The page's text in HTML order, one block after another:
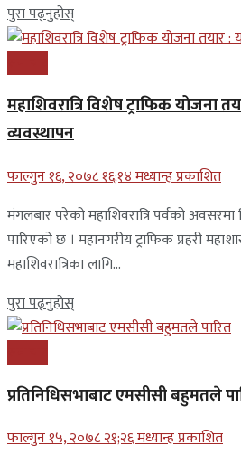
पुरा पढ्नुहोस्
महाशिवरात्रि विशेष ट्राफिक योजना
व्यवस्थापन
फाल्गुन १६, २०७८ १६;१४ मध्यान्ह प्रकाशित
मंगलबार परेको महाशिवरात्रि पर्वको
पारिएको छ । महानगरीय ट्राफिक प्रहरी
महाशिवरात्रिका लागि...
पुरा पढ्नुहोस्
प्रतिनिधिसभाबाट एमसीसी बहुमतले
फाल्गुन १५, २०७८ २१;२६ मध्यान्ह प्रकाशित